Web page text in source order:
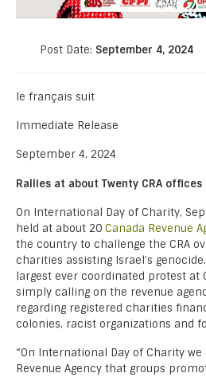
Post Date: September 4, 2024
le français suit
Immediate Release
September 4, 2024
Rallies at about Twenty CRA offices
On International Day of Charity,
held at about 20 Canada Revenue
the country to challenge the CRA
charities assisting Israel’s
largest ever coordinated protest at
simply calling on the revenue
regarding registered charities
colonies, racist organizations and
“On International Day of Charity
Revenue Agency that groups